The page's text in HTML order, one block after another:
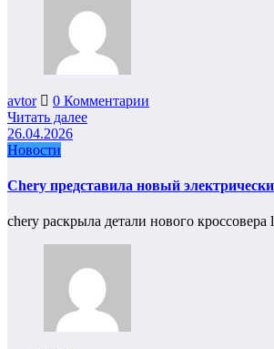
avtor
0 Комментарии
Читать далее
26.04.2026
Новости
Chery представила новый
chery раскрыла детали нового